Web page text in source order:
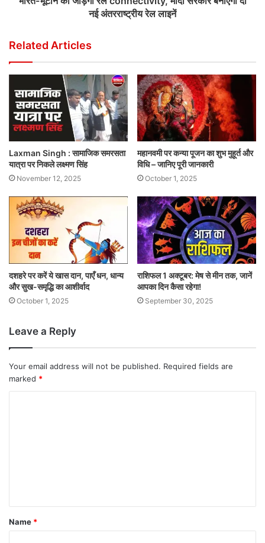
नई अंतरराष्ट्रीय रेल लाइनें
Related Articles
Laxman Singh : सामाजिक समरसता
यात्रा पर निकले लक्ष्मण सिंह
November 12, 2025
महानवमी पर कन्या पूजन का शुभ मुहूर्त और
विधि – जानिए पूरी जानकारी
October 1, 2025
दशहरे पर करें ये खास दान, पाएँ धन, धान्य
और सुख-समृद्धि का आशीर्वाद
October 1, 2025
राशिफल 1 अक्टूबर: मेष से मीन तक, जानें
आपका दिन कैसा रहेगा!
September 30, 2025
Leave a Reply
Your email address will not be published. Required fields are
marked *
Name *